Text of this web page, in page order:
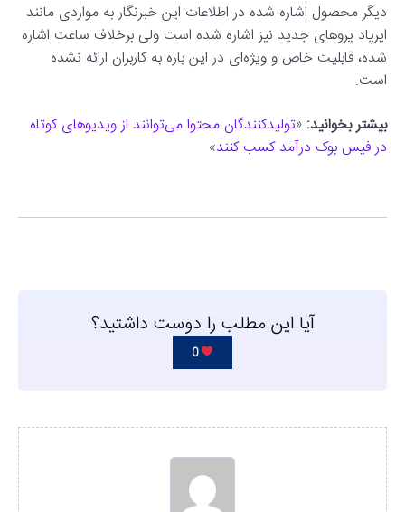
دیگر محصول اشاره شده در اطلاعات این خبرنگار به مواردی مانند
ایرپاد پروهای جدید نیز اشاره شده است ولی برخلاف ساعت اشاره
شده، قابلیت خاص و ویژه‌ای در این باره به کاربران ارائه نشده
است.
بیشتر بخوانید: «تولیدکنندگان محتوا می‌توانند از ویدیوهای کوتاه
در فیس بوک درآمد کسب کنند»
آیا این مطلب را دوست داشتید؟
0